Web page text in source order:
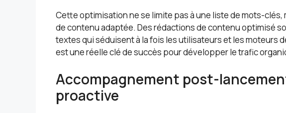
Cette optimisation ne se limite pas à une liste de mots-clés,
de contenu adaptée. Des rédactions de contenu optimisé
textes qui séduisent à la fois les utilisateurs et les moteurs
est une réelle clé de succès pour développer le trafic
Accompagnement post-
proactive